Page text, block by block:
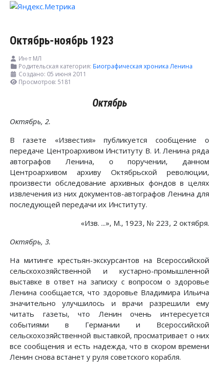
Октябрь-ноябрь 1923
Ин-т МЛ
Родительская категория: Биографическая хроника Ленина
Создано: 05 июня 2011
Просмотров: 5181
Октябрь
Октябрь, 2.
В газете «Известия» публикуется сообщение о
передаче Центроархивом Институту В. И. Ленина ряда
автографов Ленина, о поручении, данном
Центроархивом архиву Октябрьской революции,
произвести обследование архивных фондов в целях
извлечения из них документов-автографов Ленина для
последующей передачи их Институту.
«Изв. ...», М., 1923, № 223, 2 октября.
Октябрь, 3.
На митинге крестьян-экскурсантов на Всероссийской
сельскохозяйственной и кустарно-промышленной
выставке в ответ на записку с вопросом о здоровье
Ленина сообщается, что здоровье Владимира Ильича
значительно улучшилось и врачи разрешили ему
читать газеты, что Ленин очень интересуется
событиями в Германии и Всероссийской
сельскохозяйственной выставкой, просматривает о них
все сообщения и есть надежда, что в скором времени
Ленин снова встанет у руля советского корабля.